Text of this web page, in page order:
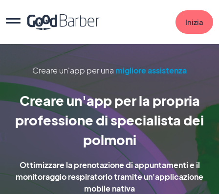
Inizia
Creare un'app per una migliore assistenza
Creare un'app per la propria
professione di specialista dei
polmoni
Ottimizzare la prenotazione di appuntamenti e il
monitoraggio respiratorio tramite un'applicazione
mobile nativa